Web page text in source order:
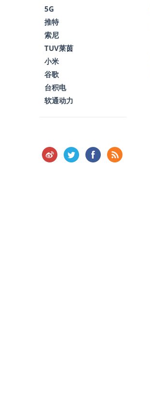
5G
推特
索尼
TUV莱茵
小米
谷歌
台积电
软通动力